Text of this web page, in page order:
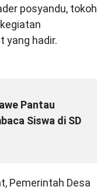
posyandu, tokoh
yang hadir.
Pantau
Siswa di SD
Pemerintah Desa